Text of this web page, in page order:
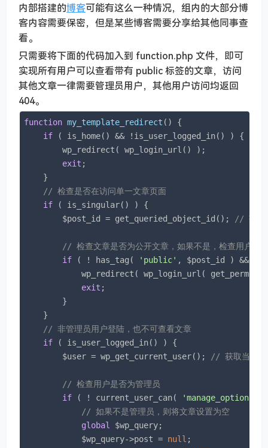
内部搭建的博客可能有这么一种情况，组内的大部分博
客内容需要保密，但是某些博客需要分享给其他同事查
看。
只需要将下面的代码加入到 function.php 文件，即可
实现所有用户可以查看带有 public 标签的文章，访问
其他文章一律需要管理员用户，其他用户访问均返回
404。
function my_template_redirect ( ) {
if ( is_home() && !is_user_logged_in() ) {
        wp_redirect( wp_login_url() );
exit ;
    }
// 检查是否在访问单一文章页面
if ( is_singular() ) {
        $post_id = get_queried_object_id();
// 获取
// 检查文章是否为公开文章，如果不是，检查用户是
if ( ! has_tag( 'public' , $post_id ) && !
wp_redirect( wp_login_url(
exit ;
        }
    }
// 非管理员用户登陆，也不可查看文章
if ( is_user_logged_in() ) {
        $user = wp_get_current_user();
// 获取当前用
// 检查用户是否为管理员
if ( ! current_user_can( 'manage_options'
// 如果不是管理员，则将文章设置为空
global
$wp_query;
            $wp_query->post =
null ;